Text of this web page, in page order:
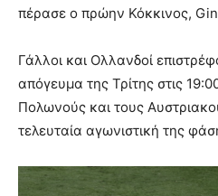
πέρασε ο πρώην Κόκκινος,
Γάλλοι και Ολλανδοί
απόγευμα της Τρίτης στις
Πολωνούς και τους
τελευταία αγωνιστική της